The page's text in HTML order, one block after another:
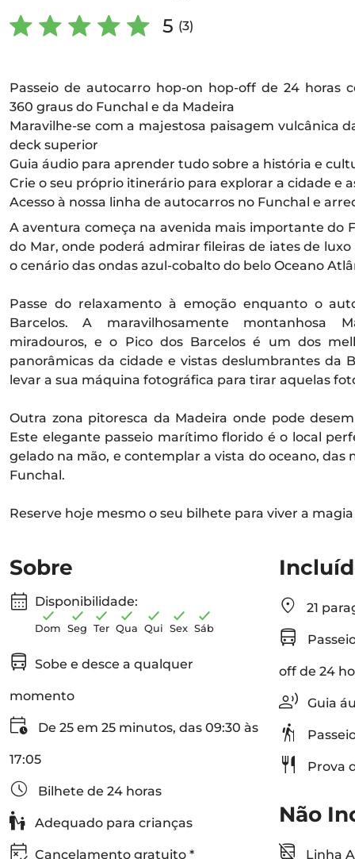
5 (3)
Passeio de autocarro hop-on hop-off de 24 horas
360 ​​graus do Funchal e da Madeira
Maravilhe-se com a majestosa paisagem vulcânica
deck superior
Guia áudio para aprender tudo sobre a história e
Crie o seu próprio itinerário para explorar a cidade e
Acesso à nossa linha de autocarros no Funchal e
A aventura começa na avenida mais importante do
do Mar, onde poderá admirar fileiras de iates de
o cenário das ondas azul-cobalto do belo Oceano
Passe do relaxamento à emoção enquanto o
Barcelos. A maravilhosamente montanhosa
miradouros, e o Pico dos Barcelos é um dos
panorâmicas da cidade e vistas deslumbrantes da
levar a sua máquina fotográfica para tirar aquelas
Outra zona pitoresca da Madeira onde pode
Este elegante passeio marítimo florido é o local
gelado na mão, e contemplar a vista do oceano, das
Funchal.
Reserve hoje mesmo o seu bilhete para viver a
Sobre
Disponibilidade:
Dom Seg Ter Qua Qui Sex Sáb
Sobe e desce a qualquer
momento
De 25 em 25 minutos, das 09:30 às
17:05
Bilhete de 24 horas
Adequado para crianças
Cancelamento gratuito *
21
off de 24
Guia
Prova
Não
Linha